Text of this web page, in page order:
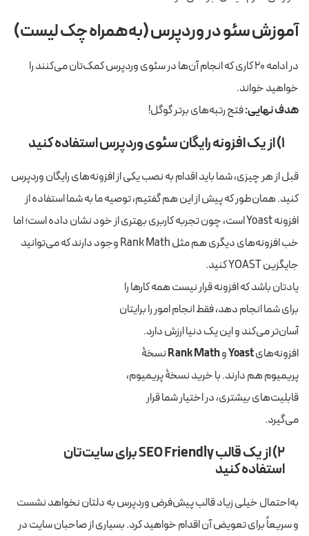
آموزش سئو در وردپرس (بههمراه چک لیست)
در ادامه ۲۰ کاری که انجام آن‌ها در سئوی وردپرس کمک‌تان می‌کنند را
خواهید خواند.
هدف نهایی:فتح رتبه‌های برتر گوگل!
۱) از یک افزونه رایگان سئوی وردپرس استفاده کنید
قبل از هر چیزی، شما باید اقدام به نصب یکی از افزونه‌های رایگان وردپرس
کنید. همان‌طور که پیش از این هم گفتیم، توصیه ما به شما استفاده از
افزونه Yoast است، چون تجربه کاربری بهتری از خود نشان داده است؛ اما
خب افزونه‌های دیگری هم مثل Rank Math وجود دارند که می‌توانید
جایگزین YOAST کنید.
یادتان باشد که افزونه قرار نیست همه کارها را
برای شما انجام دهد، فقط انجام امور را برایتان
آسان‌تر می‌کند و این یک دنیا ارزش دارد.
افزونه‌هایYoastوRank Mathنسخۀ
پریمیوم هم دارند. با خرید نسخۀ پریمیوم،
قابلیت‌های بیشتری، در اختیار شما قرار
می‌گیرد.
۲) از یک قالب SEO Friendly برای سایت‌تان
استفاده کنید
به‌احتمال خیلی زیاد قالب پیش‌فرض وردپرس به دلتان نخواهد نشست
و سریعاً برای تعویض آن اقدام خواهید کرد. بسیاری از صاحبان سایت در